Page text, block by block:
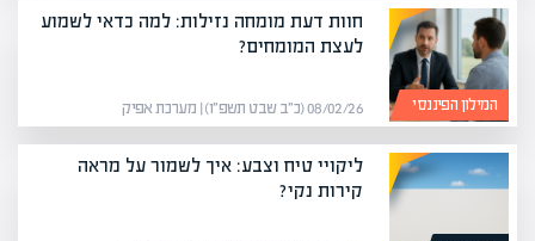
המילון הפיננסי
חוות דעת מומחה נזילות: למה כדאי לשמוע
לעצת המומחים?
08/02/26 (כ״ב שבט תשפ״ו) | מערכת אפיק
ליקויי טיח וצבע: איך לשמור על מראה
קירות נקי?